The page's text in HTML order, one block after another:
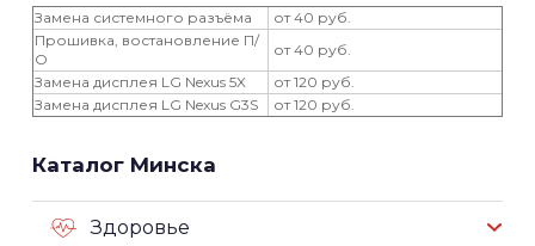
Замена системного разъёма
от 40 руб.
Прошивка, востановление П/
О
от 40 руб.
Замена дисплея LG Nexus 5X
от 120 руб.
Замена дисплея LG Nexus G3S
от 120 руб.
Каталог Минска
Здоровье